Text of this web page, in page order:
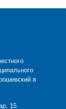
в
15